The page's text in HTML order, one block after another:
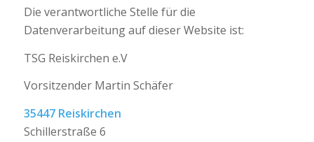
Die verantwortliche Stelle für die
Datenverarbeitung auf dieser Website ist:
TSG Reiskirchen e.V
Vorsitzender Martin Schäfer
35447 Reiskirchen
Schillerstraße 6